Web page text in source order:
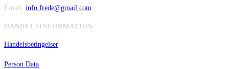
Email: info.frede@gmail.com
HANDELSINFORMATION
Handelsbetingelser
Person Data